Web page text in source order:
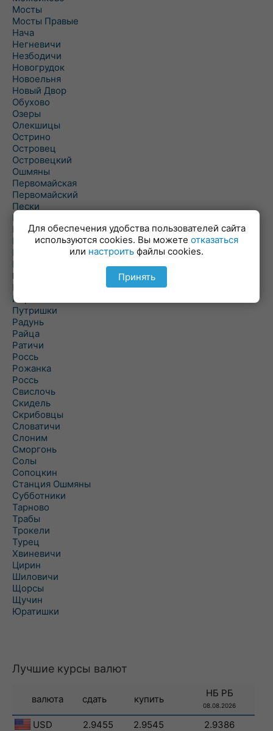
Мосты
Мосты Правые
Нача
Негневичи
Незбодичи
Новогрудок
Новоельня
Новый Двор
Обухово
Озеры
Олекшицы
Острино
Островец
Островецкий
Ошмяны
Первомайская
Первомайский
Пески
Петревичи
Погородно
Пограничный
Подлабенье
Подольцы
Подороск
Поречье
Порозово
Путришки
Радунь
Райца
Ратичи
Роcсь
Рожанка
Россь
Свислочь
Скидель
Скрибовцы
Словатичи
Слоним
Сморгонь
Солы
Сопоцкин
Станция Ошмяны
Субботники
Тарново
Трабы
Трокели
Турец
Хвиневичи
Цирин
Шиловичи
Щорсы
Щучин
Юратишки
Лучшие курсы валют
валюта сдать купить
НБ РБ
08.08.2026
USD 2.9455 2.9545
2.9386
Для обеспечения удобства пользователей сайта
используются cookies. Вы можете отказаться
или настроить файлы cookies.
Принять